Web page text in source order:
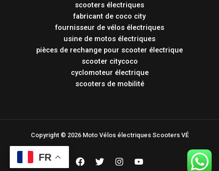
scooters électriques
fabricant de coco city
fournisseur de vélos électriques
usine de motos électriques
pièces de rechange pour scooter électrique
scooter citycoco
cyclomoteur électrique
scooters de mobilité
Copyright © 2026 Moto Vélos électriques Scooters VÉ
FR